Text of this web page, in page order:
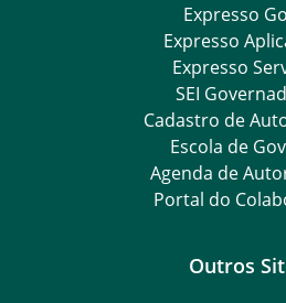
Expresso
Expresso
Expresso
SEI
Cadastro de
Escola de
Agenda de
Portal do
Outros